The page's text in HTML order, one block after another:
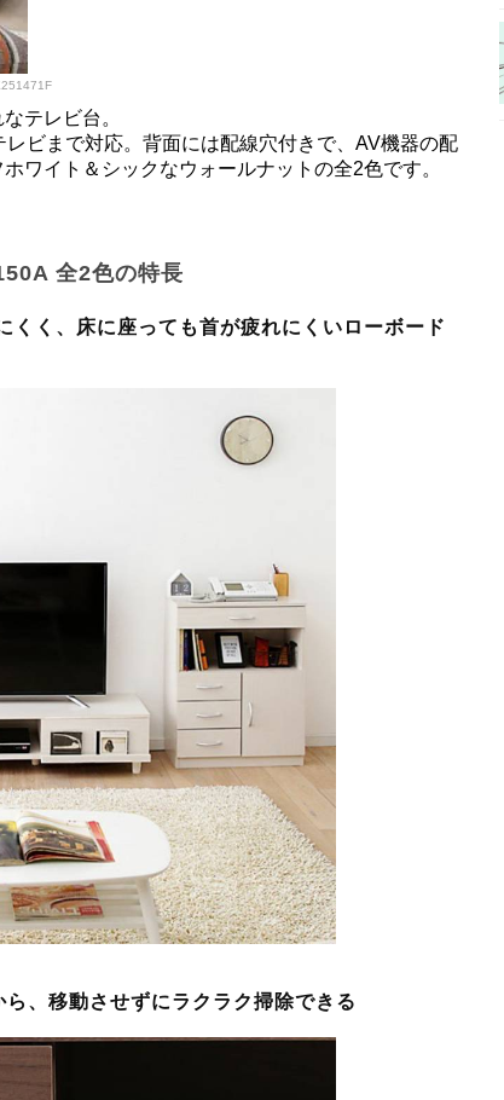
テレビ台。
ビまで対応。背面には配線穴付きで、AV機器の配
ワイト＆シックなウォールナットの全2色です。
全2色の特長
く、床に座っても首が疲れにくいローボード
、移動させずにラクラク掃除できる